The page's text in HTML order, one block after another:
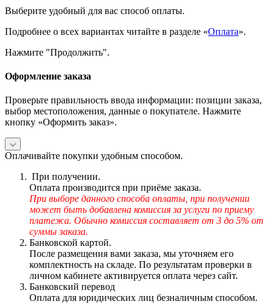
Выберите удобный для вас способ оплаты.
Подробнее о всех вариантах читайте в разделе «Оплата».
Нажмите "Продолжить".
Оформление заказа
Проверьте правильность ввода информации: позиции заказа,
выбор местоположения, данные о покупателе. Нажмите
кнопку «Оформить заказ».
Оплачивайте покупки удобным способом.
При получении.
Оплата производится при приёме заказа.
При выборе данного способа оплаты, при получении
может быть добавлена комиссия за услуги по приему
платежа. Обычно комиссия составляет от 3 до 5% от
суммы заказа.
Банковской картой.
После размещения вами заказа, мы уточняем его
комплектность на складе. По результатам проверки в
личном кабинете активируется оплата через сайт.
Банковский перевод
Оплата для юридических лиц безналичным способом.